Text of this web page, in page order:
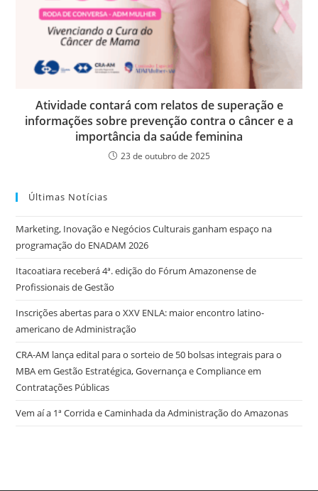
Atividade contará com relatos de superação e
informações sobre prevenção contra o câncer e a
importância da saúde feminina
23 de outubro de 2025
Últimas Notícias
Marketing, Inovação e Negócios Culturais ganham espaço na
programação do ENADAM 2026
Itacoatiara receberá 4ª. edição do Fórum Amazonense de
Profissionais de Gestão
Inscrições abertas para o XXV ENLA: maior encontro latino-
americano de Administração
CRA-AM lança edital para o sorteio de 50 bolsas integrais para o
MBA em Gestão Estratégica, Governança e Compliance em
Contratações Públicas
Vem aí a 1ª Corrida e Caminhada da Administração do Amazonas